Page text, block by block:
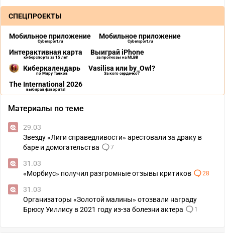
СПЕЦПРОЕКТЫ
Мобильное приложение
Cybersport.ru
Мобильное приложение
Cybersport.ru
Интерактивная карта
киберспорта за 15 лет
Выиграй iPhone
за прогнозы на MLBB
Киберкалендарь
по Миру Танков
Vasilisa или by_Owl?
За кого сердечко?
The International 2026
выбирай фаворита!
Материалы по теме
29.03
Звезду «Лиги справедливости» арестовали за драку в
баре и домогательства
7
31.03
«Морбиус» получил разгромные отзывы критиков
28
31.03
Организаторы «Золотой малины» отозвали награду
Брюсу Уиллису в 2021 году из-за болезни актера
1